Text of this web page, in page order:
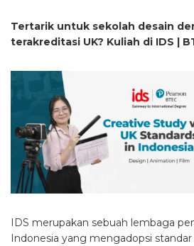
Tertarik untuk sekolah desain
terakreditasi UK? Kuliah di IDS |
IDS merupakan sebuah lembaga
Indonesia yang mengadopsi standar